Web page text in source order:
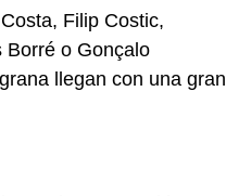
Filip Costic,
Borré o Gonçalo
llegan con una gran